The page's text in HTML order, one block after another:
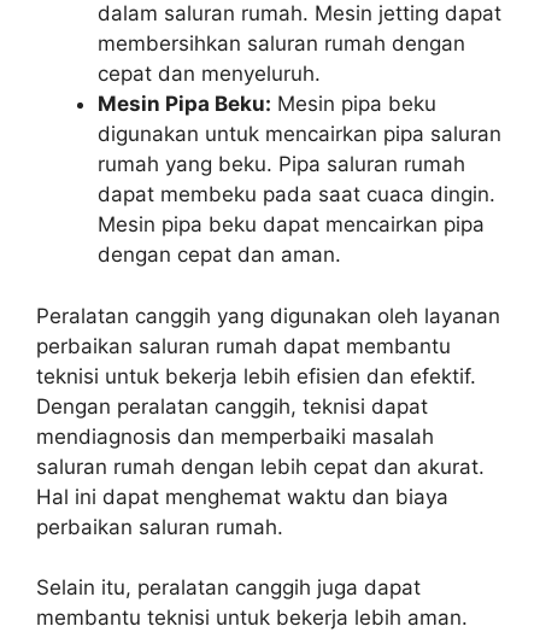
dalam saluran rumah. Mesin jetting dapat
membersihkan saluran rumah dengan
cepat dan menyeluruh.
Mesin Pipa Beku: Mesin pipa beku
digunakan untuk mencairkan pipa saluran
rumah yang beku. Pipa saluran rumah
dapat membeku pada saat cuaca dingin.
Mesin pipa beku dapat mencairkan pipa
dengan cepat dan aman.
Peralatan canggih yang digunakan oleh layanan
perbaikan saluran rumah dapat membantu
teknisi untuk bekerja lebih efisien dan efektif.
Dengan peralatan canggih, teknisi dapat
mendiagnosis dan memperbaiki masalah
saluran rumah dengan lebih cepat dan akurat.
Hal ini dapat menghemat waktu dan biaya
perbaikan saluran rumah.
Selain itu, peralatan canggih juga dapat
membantu teknisi untuk bekerja lebih aman.